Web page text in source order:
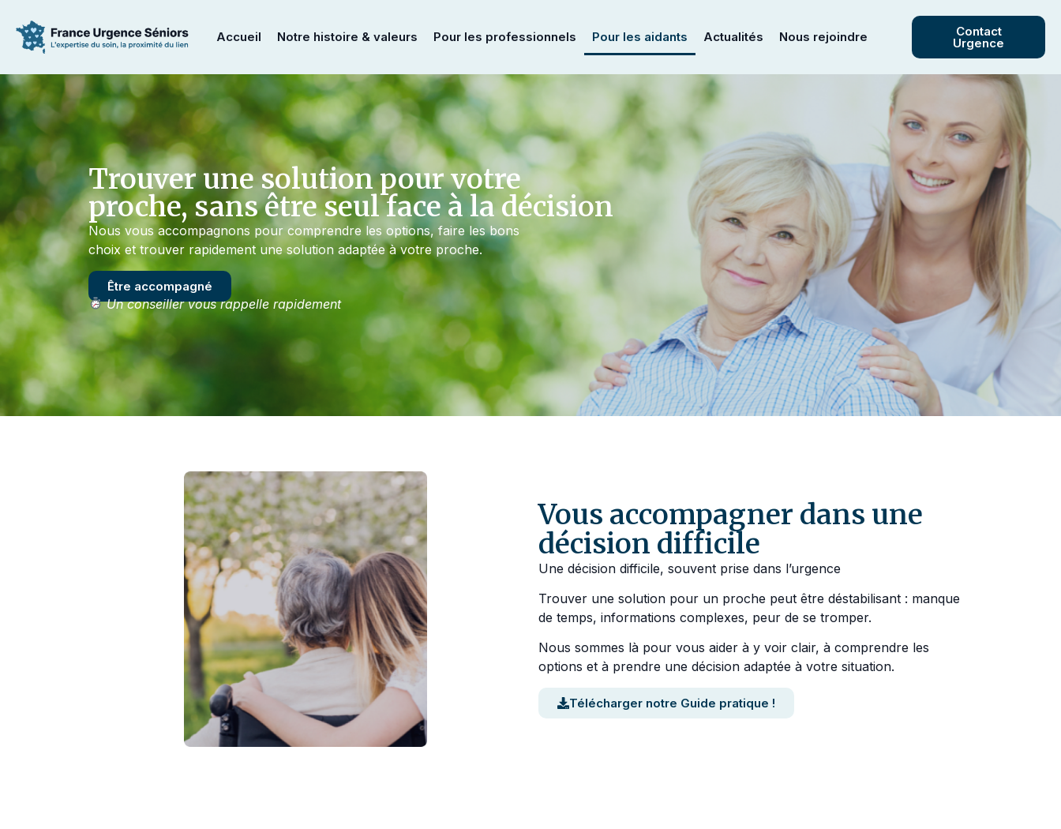
Accueil Notre histoire & valeurs Pour les professionnels Pour les aidants Actualités Nous rejoindre Contact
Urgence
Trouver une solution pour votre
proche, sans être seul face à la décision
Nous vous accompagnons pour comprendre les options, faire les bons
choix et trouver rapidement une solution adaptée à votre proche.
Être accompagné
Un conseiller vous rappelle rapidement
Vous accompagner dans une
décision difficile
Une décision difficile, souvent prise dans l’urgence
Trouver une solution pour un proche peut être déstabilisant : manque
de temps, informations complexes, peur de se tromper.
Nous sommes là pour vous aider à y voir clair, à comprendre les
options et à prendre une décision adaptée à votre situation.
Télécharger notre Guide pratique !